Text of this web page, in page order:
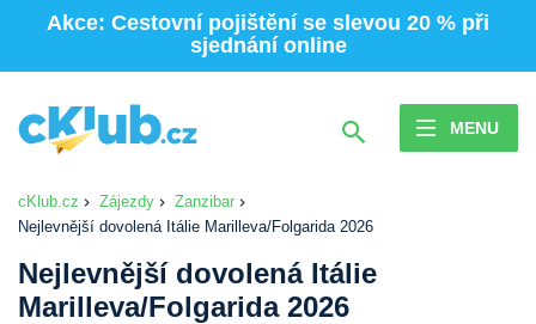
Akce: Cestovní pojištění se slevou 20 % při
sjednání online
MENU
cKlub.cz Zájezdy
Zanzibar
Nejlevnější dovolená Itálie Marilleva/Folgarida 2026
Nejlevnější dovolená Itálie
Marilleva/Folgarida 2026